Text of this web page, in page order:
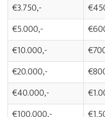
€3.750,-
€5.000,-
€10.000,-
€20.000,-
€40.000,-